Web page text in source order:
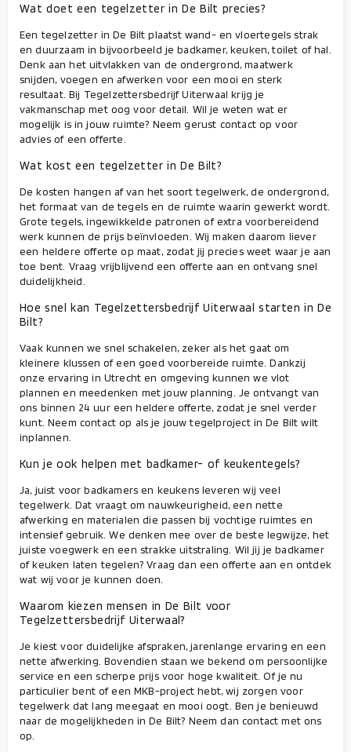
Wat doet een tegelzetter in De Bilt precies?
Een tegelzetter in De Bilt plaatst wand- en vloertegels strak
en duurzaam in bijvoorbeeld je badkamer, keuken, toilet of hal.
Denk aan het uitvlakken van de ondergrond, maatwerk
snijden, voegen en afwerken voor een mooi en sterk
resultaat. Bij Tegelzettersbedrijf Uiterwaal krijg je
vakmanschap met oog voor detail. Wil je weten wat er
mogelijk is in jouw ruimte? Neem gerust contact op voor
advies of een offerte.
Wat kost een tegelzetter in De Bilt?
De kosten hangen af van het soort tegelwerk, de ondergrond,
het formaat van de tegels en de ruimte waarin gewerkt wordt.
Grote tegels, ingewikkelde patronen of extra voorbereidend
werk kunnen de prijs beïnvloeden. Wij maken daarom liever
een heldere offerte op maat, zodat jij precies weet waar je aan
toe bent. Vraag vrijblijvend een offerte aan en ontvang snel
duidelijkheid.
Hoe snel kan Tegelzettersbedrijf Uiterwaal starten in De
Bilt?
Vaak kunnen we snel schakelen, zeker als het gaat om
kleinere klussen of een goed voorbereide ruimte. Dankzij
onze ervaring in Utrecht en omgeving kunnen we vlot
plannen en meedenken met jouw planning. Je ontvangt van
ons binnen 24 uur een heldere offerte, zodat je snel verder
kunt. Neem contact op als je jouw tegelproject in De Bilt wilt
inplannen.
Kun je ook helpen met badkamer- of keukentegels?
Ja, juist voor badkamers en keukens leveren wij veel
tegelwerk. Dat vraagt om nauwkeurigheid, een nette
afwerking en materialen die passen bij vochtige ruimtes en
intensief gebruik. We denken mee over de beste legwijze, het
juiste voegwerk en een strakke uitstraling. Wil jij je badkamer
of keuken laten tegelen? Vraag dan een offerte aan en ontdek
wat wij voor je kunnen doen.
Waarom kiezen mensen in De Bilt voor
Tegelzettersbedrijf Uiterwaal?
Je kiest voor duidelijke afspraken, jarenlange ervaring en een
nette afwerking. Bovendien staan we bekend om persoonlijke
service en een scherpe prijs voor hoge kwaliteit. Of je nu
particulier bent of een MKB-project hebt, wij zorgen voor
tegelwerk dat lang meegaat en mooi oogt. Ben je benieuwd
naar de mogelijkheden in De Bilt? Neem dan contact met ons
op.